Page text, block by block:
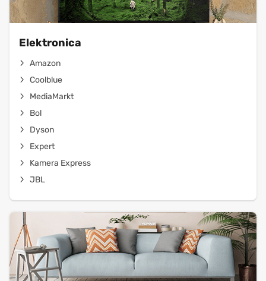
Elektronica
Amazon
Coolblue
MediaMarkt
Bol
Dyson
Expert
Kamera Express
JBL